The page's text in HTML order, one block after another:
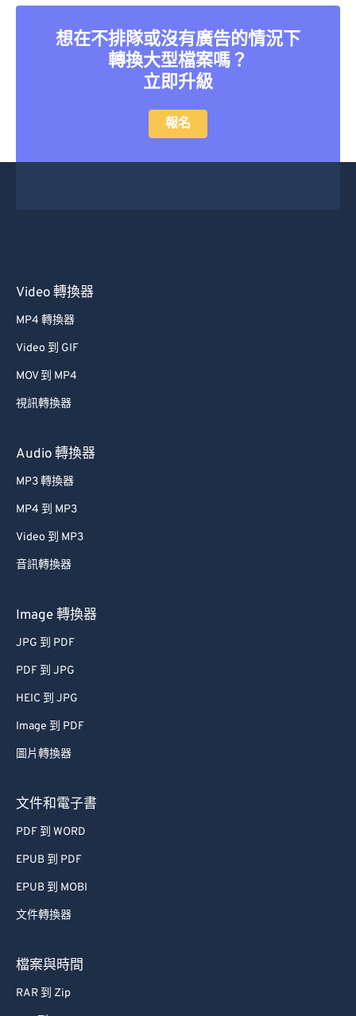
想在不排隊或沒有廣告的情況下
轉換大型檔案嗎？
立即升級
報名
Video 轉換器
MP4 轉換器
Video 到 GIF
MOV 到 MP4
視訊轉換器
Audio 轉換器
MP3 轉換器
MP4 到 MP3
Video 到 MP3
音訊轉換器
Image 轉換器
JPG 到 PDF
PDF 到 JPG
HEIC 到 JPG
Image 到 PDF
圖片轉換器
文件和電子書
PDF 到 WORD
EPUB 到 PDF
EPUB 到 MOBI
文件轉換器
檔案與時間
RAR 到 Zip